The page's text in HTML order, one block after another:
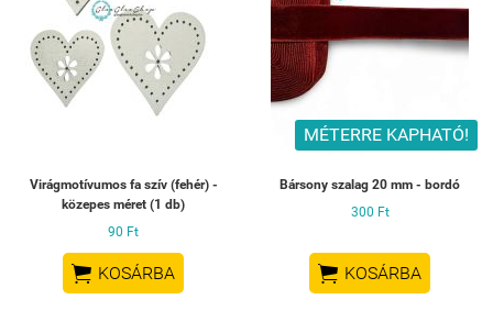
Virágmotívumos fa szív (fehér) -
közepes méret (1 db)
90 Ft
 KOSÁRBA
MÉTERRE KAPHATÓ!
Bársony szalag 20 mm - bordó
300 Ft
 KOSÁRBA